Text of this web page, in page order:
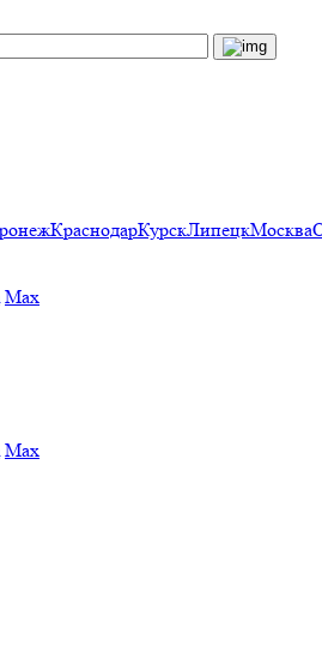
КраснодарКурскЛипецкМосква
Max
Max